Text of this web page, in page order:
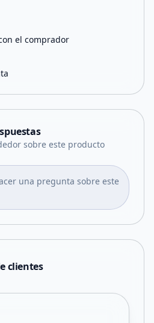
el comprador
sobre este producto
una pregunta sobre este
clientes